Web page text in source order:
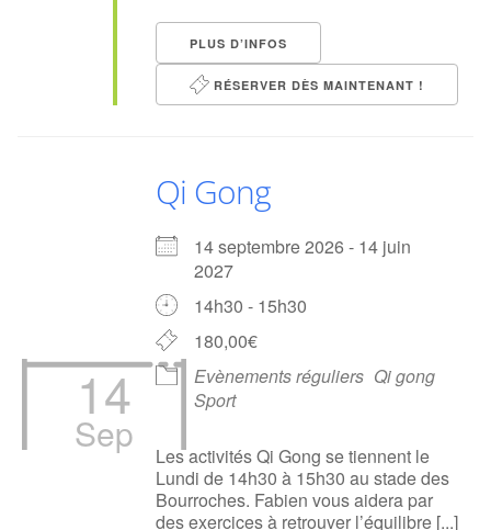
PLUS D’INFOS
RÉSERVER DÈS MAINTENANT !
14
Sep
Qi Gong
14 septembre 2026 - 14 juin
2027
14h30 - 15h30
180,00€
Evènements réguliers Qi gong
Sport
Les activités Qi Gong se tiennent le
Lundi de 14h30 à 15h30 au stade des
Bourroches. Fabien vous aidera par
des exercices à retrouver l’équilibre [...]